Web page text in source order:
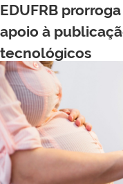
EDUFRB
apoio à
tecnológicos